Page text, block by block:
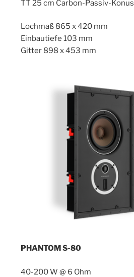
TT 25 cm Carbon-Passiv-Konus
Lochmaß 865 x 420 mm
Einbautiefe 103 mm
Gitter 898 x 453 mm
PHANTOM S-80
40-200 W @ 6 Ohm